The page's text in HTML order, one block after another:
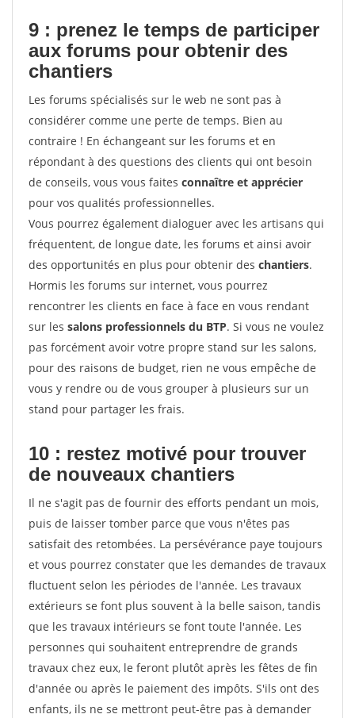
9 : prenez le temps de participer
aux forums pour obtenir des
chantiers
Les forums spécialisés sur le web ne sont pas à
considérer comme une perte de temps. Bien au
contraire ! En échangeant sur les forums et en
répondant à des questions des clients qui ont besoin
de conseils, vous vous faites connaître et apprécier
pour vos qualités professionnelles.
Vous pourrez également dialoguer avec les artisans qui
fréquentent, de longue date, les forums et ainsi avoir
des opportunités en plus pour obtenir des chantiers.
Hormis les forums sur internet, vous pourrez
rencontrer les clients en face à face en vous rendant
sur les salons professionnels du BTP. Si vous ne voulez
pas forcément avoir votre propre stand sur les salons,
pour des raisons de budget, rien ne vous empêche de
vous y rendre ou de vous grouper à plusieurs sur un
stand pour partager les frais.
10 : restez motivé pour trouver
de nouveaux chantiers
Il ne s'agit pas de fournir des efforts pendant un mois,
puis de laisser tomber parce que vous n'êtes pas
satisfait des retombées. La persévérance paye toujours
et vous pourrez constater que les demandes de travaux
fluctuent selon les périodes de l'année. Les travaux
extérieurs se font plus souvent à la belle saison, tandis
que les travaux intérieurs se font toute l'année. Les
personnes qui souhaitent entreprendre de grands
travaux chez eux, le feront plutôt après les fêtes de fin
d'année ou après le paiement des impôts. S'ils ont des
enfants, ils ne se mettront peut-être pas à demander